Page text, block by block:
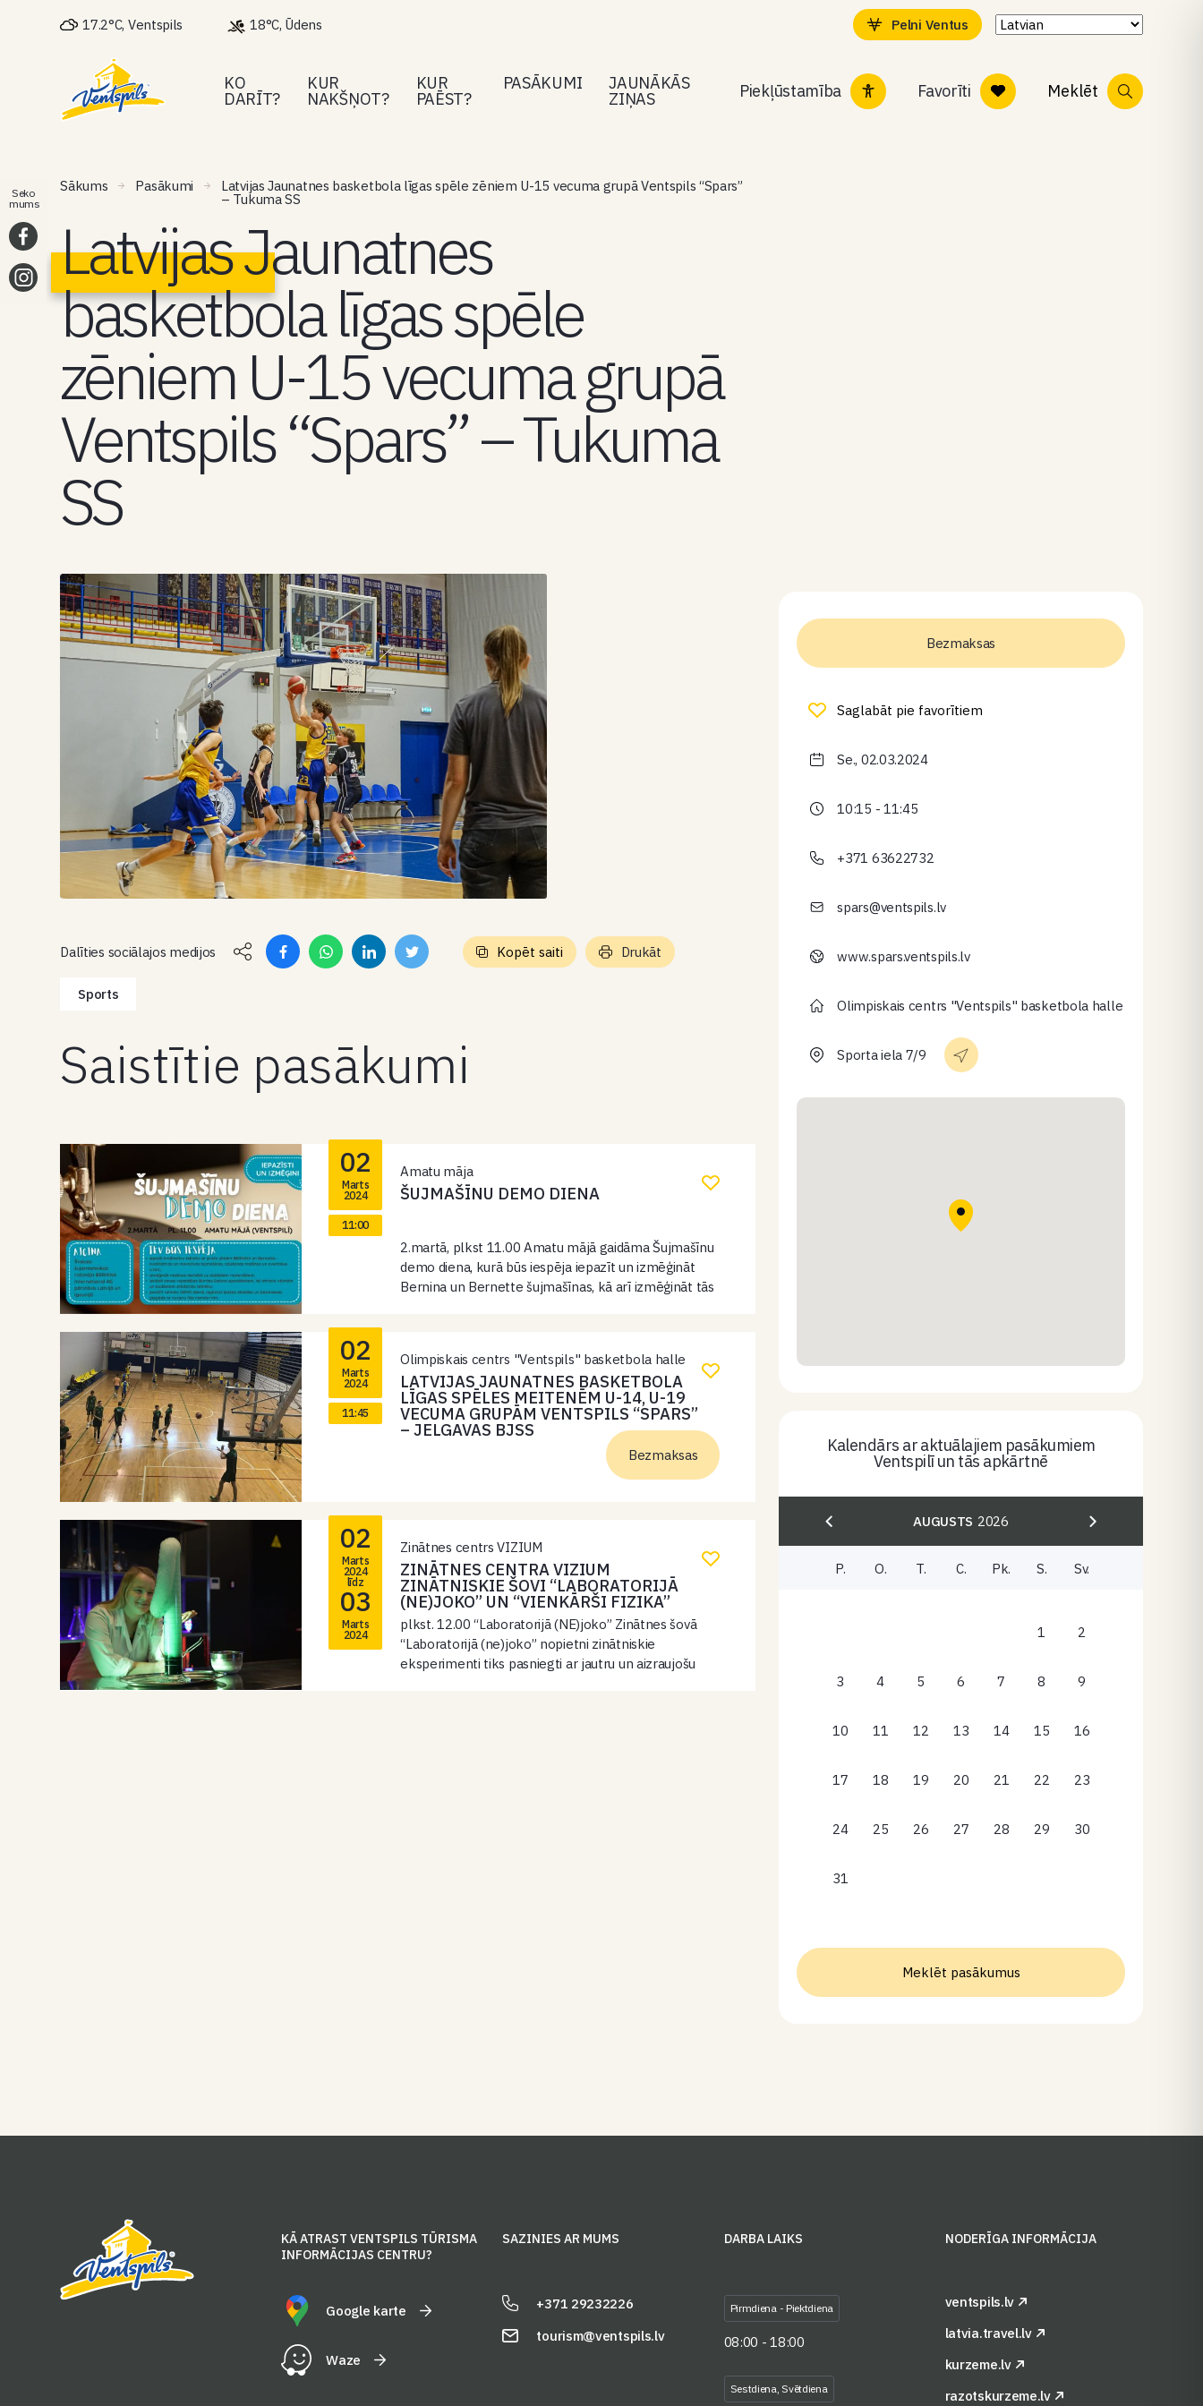
17.2°C, Ventspils 18°C, Ūdens Pelni Ventus
KO
DARĪT?
KUR
NAKŠŅOT?
KUR
PAĒST?
PASĀKUMI JAUNĀKĀS
ZIŅAS Piekļūstamība Favorīti Meklēt
Sākums Pasākumi Latvijas Jaunatnes basketbola līgas spēle zēniem U-15 vecuma grupā Ventspils “Spars”
– Tukuma SS
Latvijas Jaunatnes
basketbola līgas spēle
zēniem U-15 vecuma grupā
Ventspils “Spars” – Tukuma
SS
Dalīties sociālajos medijos Kopēt saiti Drukāt
Sports
Saistītie pasākumi
02
Marts
2024
11:00
Amatu māja
ŠUJMAŠĪNU DEMO DIENA
2.martā, plkst 11.00 Amatu mājā gaidāma Šujmašīnu
demo diena, kurā būs iespēja iepazīt un izmēģināt
Bernina un Bernette šujmašīnas, kā arī izmēģināt tās
02
Marts
2024
11:45
Olimpiskais centrs "Ventspils" basketbola halle
LATVIJAS JAUNATNES BASKETBOLA
LĪGAS SPĒLES MEITENĒM U-14, U-19
VECUMA GRUPĀM VENTSPILS “SPARS”
– JELGAVAS BJSS
Bezmaksas
02
Marts
2024
līdz
03
Marts
2024
Zinātnes centrs VIZIUM
ZINĀTNES CENTRA VIZIUM
ZINĀTNISKIE ŠOVI “LABORATORIJĀ
(NE)JOKO” UN “VIENKĀRŠI FIZIKA”
plkst. 12.00 “Laboratorijā (NE)joko” Zinātnes šovā
“Laboratorijā (ne)joko” nopietni zinātniskie
eksperimenti tiks pasniegti ar jautru un aizraujošu
Bezmaksas
Saglabāt pie favorītiem
Se., 02.03.2024
10:15 - 11:45
+371 63622732
spars@ventspils.lv
www.spars.ventspils.lv
Olimpiskais centrs "Ventspils" basketbola halle
Sporta iela 7/9
Kalendārs ar aktuālajiem pasākumiem
Ventspilī un tās apkārtnē
AUGUSTS 2026
P. O. T. C. Pk. S. Sv.
1 2
3 4 5 6 7 8 9
10 11 12 13 14 15 16
17 18 19 20 21 22 23
24 25 26 27 28 29 30
31
Meklēt pasākumus
Seko
mums
KĀ ATRAST VENTSPILS TŪRISMA
INFORMĀCIJAS CENTRU?
SAZINIES AR MUMS DARBA LAIKS NODERĪGA INFORMĀCIJA
Google karte
Waze
+371 29232226
tourism@ventspils.lv
Pirmdiena - Piektdiena
08:00 - 18:00
Sestdiena, Svētdiena
ventspils.lv
latvia.travel.lv
kurzeme.lv
razotskurzeme.lv